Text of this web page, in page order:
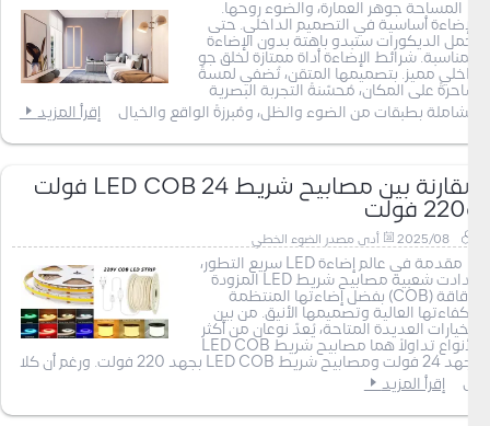
المساحة جوهر العمارة، والضوء روحها.
الإضاءة أساسية في التصميم الداخلي. حتى
أجمل الديكورات ستبدو باهتة بدون الإضاءة
المناسبة. شرائط الإضاءة أداة ممتازة لخلق جو
داخلي مميز. بتصميمها المتقن، تُضفي لمسةً
ساحرةً على المكان، مُحسّنةً التجربة البصرية
الشاملة بطبقات من الضوء والظل، ومُبرزةً الواقع والخيال
إقرأ المزيد
مقارنة بين مصابيح شريط LED COB 24 فولت
2025/08 أدى مصدر الضوء الخطي
مقدمة في عالم إضاءة LED سريع التطور،
ازدادت شعبية مصابيح شريط LED المزودة
برقاقة (COB) بفضل إضاءتها المنتظمة
وكفاءتها العالية وتصميمها الأنيق. من بين
الخيارات العديدة المتاحة، يُعدّ نوعان من أكثر
الأنواع تداولاً هما مصابيح شريط LED COB
بجهد 24 فولت ومصابيح شريط LED COB بجهد 220 فولت. ورغم أن كلا
إقرأ المزيد